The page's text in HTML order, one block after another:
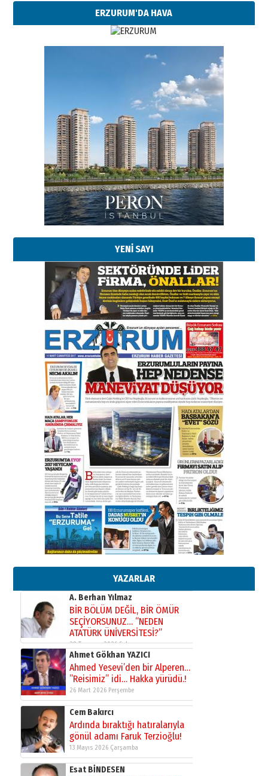
ERZURUM'DA HAVA
YENİ SAYI
YAZARLAR
Esat BİNDESEN
TRT’NİN BÖLGEYE AÇILAN SESİ
09 Ağustos 2026 Pazar
Kadir SABUNCUOĞLU
Erzurumspor’un köşe taşları
29 Haziran 2026 Pazartesi
Kenan GÜLERCİ
Murat Şahsuvaroğlu ERKON’da
çıtayı yukarı taşırken,
yönetimdekiler aşağı
çekmemeli!
17 Şubat 2026 SalıOrhan BOZKURT
Bir fotoğraf, bir şehir, bir
gazeteci… Dizginler kimin
A. Berhan Yılmaz
BİR BÖLÜM DEĞİL, BİR ÖMÜR
SEÇİYORSUNUZ… “NEDEN
ATATÜRK ÜNİVERSİTESİ?”
28 Temmuz 2026 Salı
Ahmet Gökhan YAZICI
Ahmed Yesevi’den bir Alperen…
”Reisimiz” idi… Hakka yürüdü.!
26 Mart 2026 Perşembe
Cem Bakırcı
Ardında bıraktığı hatıralarıyla
gönül adamı Faruk Terzioğlu!
13 Mayıs 2026 Çarşamba
Esat BİNDESEN